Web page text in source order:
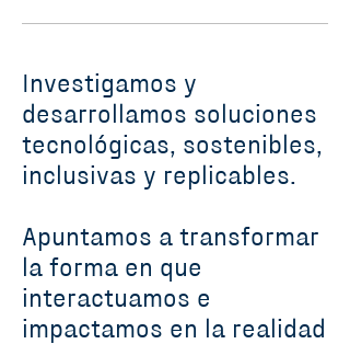
Investigamos y
desarrollamos soluciones
tecnológicas, sostenibles,
inclusivas y replicables.
Apuntamos a transformar
la forma en que
interactuamos e
impactamos en la realidad